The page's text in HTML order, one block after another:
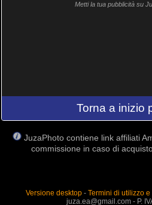
Metti la tua pubblicità su
Torna a inizio
JuzaPhoto contiene link affiliati
commissione in caso di
Versione desktop- Termini di utilizzo e
juza.ea@gmail.com - P.